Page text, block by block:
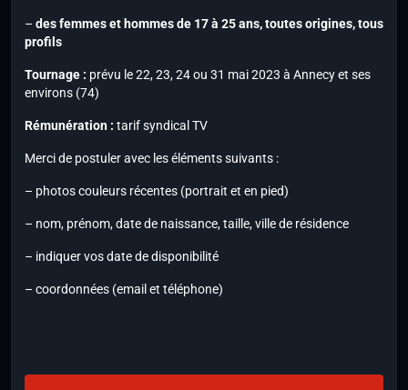
– des femmes et hommes de 17 à 25 ans, toutes origines, tous
profils
Tournage : prévu le 22, 23, 24 ou 31 mai 2023 à Annecy et ses
environs (74)
Rémunération : tarif syndical TV
Merci de postuler avec les éléments suivants :
– photos couleurs récentes (portrait et en pied)
– nom, prénom, date de naissance, taille, ville de résidence
– indiquer vos date de disponibilité
– coordonnées (email et téléphone)